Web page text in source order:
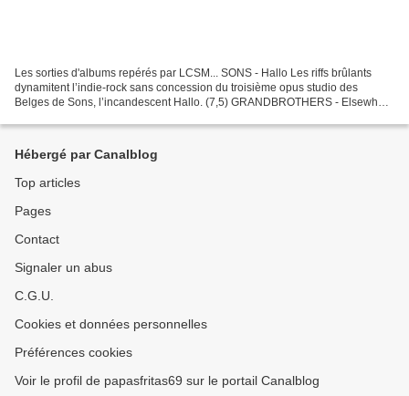
Les sorties d'albums repérés par LCSM... SONS - Hallo Les riffs brûlants
dynamitent l’indie-rock sans concession du troisième opus studio des
Belges de Sons, l’incandescent Hallo. (7,5) GRANDBROTHERS - Elsewhere
Hébergé par Canalblog
Top articles
Pages
Contact
Signaler un abus
C.G.U.
Cookies et données personnelles
Préférences cookies
Voir le profil de papasfritas69 sur le portail Canalblog